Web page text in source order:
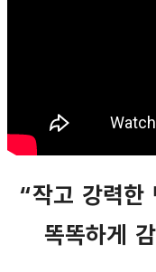
“작고 강력한
똑똑하게